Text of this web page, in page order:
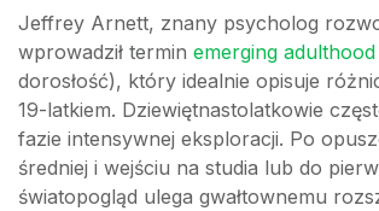
Jeffrey Arnett, znany psycholog
wprowadził termin emerging adulthood
dorosłość), który idealnie opisuje
19-latkiem. Dziewiętnastolatkowie
fazie intensywnej eksploracji. Po
średniej i wejściu na studia lub do
światopogląd ulega gwałtownemu